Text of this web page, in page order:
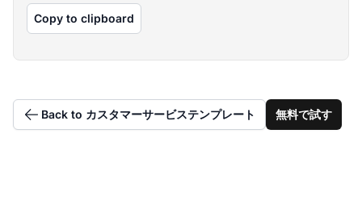
Copy to clipboard
Back to カスタマーサービステンプレート 無料で試す